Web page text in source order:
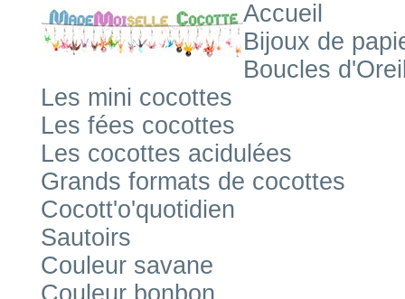
Accueil
Bijoux de
Boucles
Les mini cocottes
Les fées cocottes
Les cocottes acidulées
Grands formats de cocottes
Cocott'o'quotidien
Sautoirs
Couleur savane
Couleur bonbon